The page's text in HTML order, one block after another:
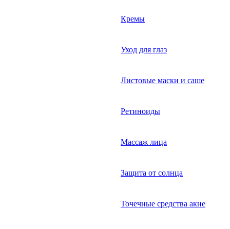
Кремы
Уход для глаз
Листовые маски и саше
Ретиноиды
Массаж лица
Защита от солнца
Точечные средства акне